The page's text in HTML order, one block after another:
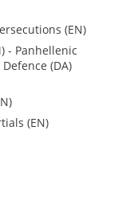
(EN)
- Panhellenic
(DA)
(EN)